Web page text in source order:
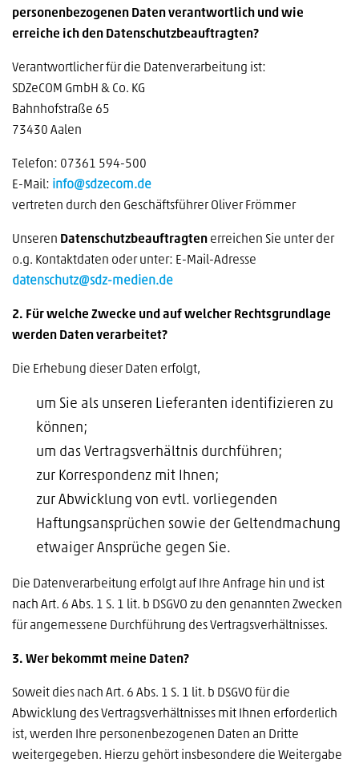
personenbezogenen Daten verantwortlich und wie
erreiche ich den Datenschutzbeauftragten?
Verantwortlicher für die Datenverarbeitung ist:
SDZeCOM GmbH & Co. KG
Bahnhofstraße 65
73430 Aalen
Telefon: 07361 594-500
E-Mail: info@sdzecom.de
vertreten durch den Geschäftsführer Oliver Frömmer
Unseren Datenschutzbeauftragten erreichen Sie unter der
o.g. Kontaktdaten oder unter: E-Mail-Adresse
datenschutz@sdz-medien.de
2. Für welche Zwecke und auf welcher Rechtsgrundlage
werden Daten verarbeitet?
Die Erhebung dieser Daten erfolgt,
um Sie als unseren Lieferanten identifizieren zu
können;
um das Vertragsverhältnis durchführen;
zur Korrespondenz mit Ihnen;
zur Abwicklung von evtl. vorliegenden
Haftungsansprüchen sowie der Geltendmachung
etwaiger Ansprüche gegen Sie.
Die Datenverarbeitung erfolgt auf Ihre Anfrage hin und ist
nach Art. 6 Abs. 1 S. 1 lit. b DSGVO zu den genannten Zwecken
für angemessene Durchführung des Vertragsverhältnisses.
3. Wer bekommt meine Daten?
Soweit dies nach Art. 6 Abs. 1 S. 1 lit. b DSGVO für die
Abwicklung des Vertragsverhältnisses mit Ihnen erforderlich
ist, werden Ihre personenbezogenen Daten an Dritte
weitergegeben. Hierzu gehört insbesondere die Weitergabe